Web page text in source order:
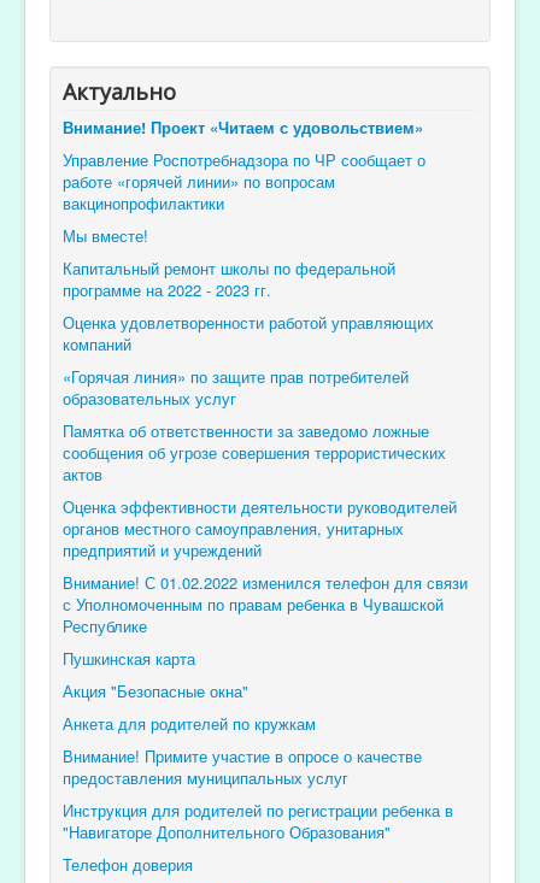
Актуально
Внимание! Проект «Читаем с удовольствием»
Управление Роспотребнадзора по ЧР сообщает о
работе «горячей линии» по вопросам
вакцинопрофилактики
Мы вместе!
Капитальный ремонт школы по федеральной
программе на 2022 - 2023 гг.
Оценка удовлетворенности работой управляющих
компаний
«Горячая линия» по защите прав потребителей
образовательных услуг
Памятка об ответственности за заведомо ложные
сообщения об угрозе совершения террористических
актов
Оценка эффективности деятельности руководителей
органов местного самоуправления, унитарных
предприятий и учреждений
Внимание! С 01.02.2022 изменился телефон для связи
с Уполномоченным по правам ребенка в Чувашской
Республике
Пушкинская карта
Акция "Безопасные окна"
Анкета для родителей по кружкам
Внимание! Примите участие в опросе о качестве
предоставления муниципальных услуг
Инструкция для родителей по регистрации ребенка в
"Навигаторе Дополнительного Образования"
Телефон доверия